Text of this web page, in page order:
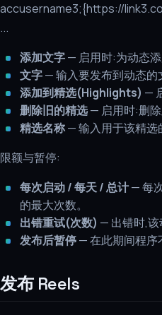
accusername3;{https://
...
添加文字— 启用时:为动态添
文字— 输入要发布到动态的
添加到精选(Highlights) —
删除旧的精选— 启用时:删除
精选名称— 输入用于该精选
限额与暂停:
每次启动 / 每天 / 总计— 每
的最大次数。
出错重试(次数) — 出错时,该
发布后暂停— 在此期间程序
发布 Reels